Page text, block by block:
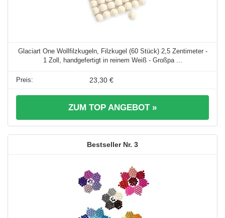
Glaciart One Wollfilzkugeln, Filzkugel (60 Stück) 2,5 Zentimeter -
1 Zoll, handgefertigt in reinem Weiß - Großpa ...
23,30 €
ZUM TOP ANGEBOT »
3